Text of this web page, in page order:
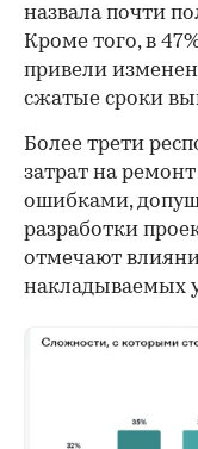
назвала почти
Кроме того, в
привели
сжатые сроки
Более трети
затрат на
ошибками,
разработки
отмечают
накладываемых